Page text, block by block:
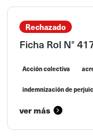
Rechazado
Ficha Rol N°
Acción colectiva
indemnización de
ver más